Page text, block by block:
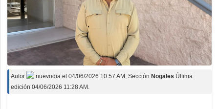
Autor nuevodia el 04/06/2026 10:57 AM , Sección Nogales Última
edición 04/06/2026 11:28 AM.